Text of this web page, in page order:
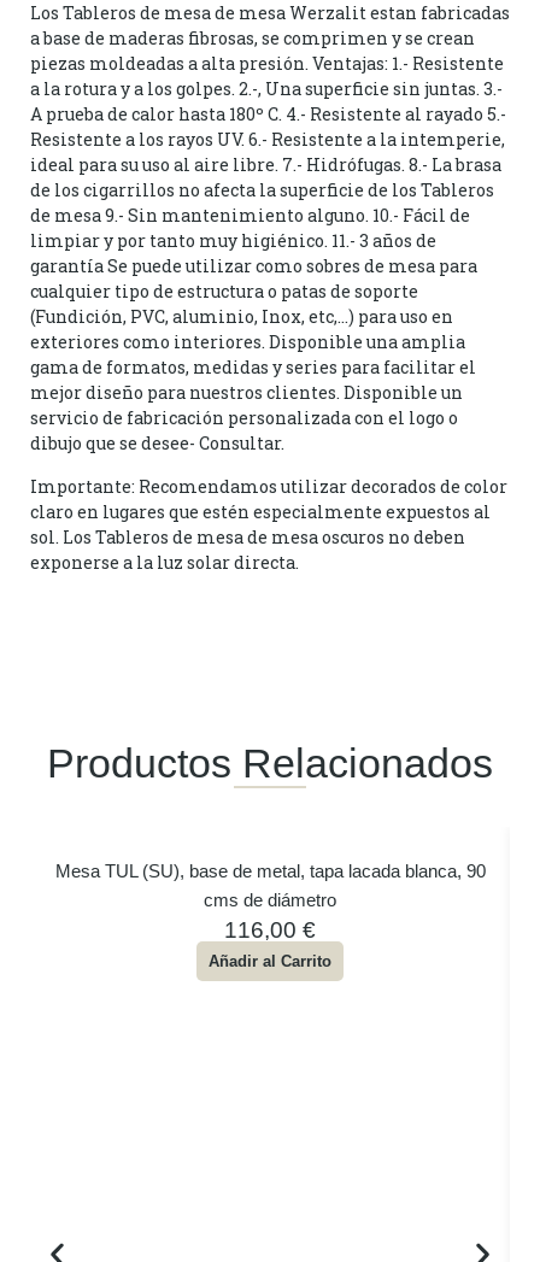
Los Tableros de mesa de mesa Werzalit estan fabricadas
a base de maderas fibrosas, se comprimen y se crean
piezas moldeadas a alta presión. Ventajas: 1.- Resistente
a la rotura y a los golpes. 2.-, Una superficie sin juntas. 3.-
A prueba de calor hasta 180º C. 4.- Resistente al rayado 5.-
Resistente a los rayos UV. 6.- Resistente a la intemperie,
ideal para su uso al aire libre. 7.- Hidrófugas. 8.- La brasa
de los cigarrillos no afecta la superficie de los Tableros
de mesa 9.- Sin mantenimiento alguno. 10.- Fácil de
limpiar y por tanto muy higiénico. 11.- 3 años de
garantía Se puede utilizar como sobres de mesa para
cualquier tipo de estructura o patas de soporte
(Fundición, PVC, aluminio, Inox, etc,…) para uso en
exteriores como interiores. Disponible una amplia
gama de formatos, medidas y series para facilitar el
mejor diseño para nuestros clientes. Disponible un
servicio de fabricación personalizada con el logo o
dibujo que se desee- Consultar.
Importante: Recomendamos utilizar decorados de color
claro en lugares que estén especialmente expuestos al
sol. Los Tableros de mesa de mesa oscuros no deben
exponerse a la luz solar directa.
Productos Relacionados
Mesa TUL (SU), base de metal, tapa lacada blanca, 90
cms de diámetro
116,00 €
Añadir al Carrito